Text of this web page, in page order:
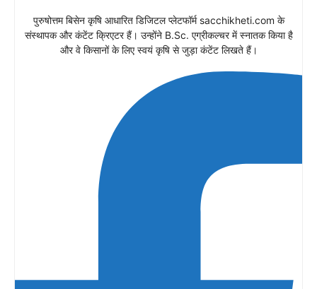
पुरुषोत्तम बिसेन कृषि आधारित डिजिटल प्लेटफॉर्म sacchikheti.com के
संस्थापक और कंटेंट क्रिएटर हैं। उन्होंने B.Sc. एग्रीकल्चर में स्नातक किया है
और वे किसानों के लिए स्वयं कृषि से जुड़ा कंटेंट लिखते हैं।